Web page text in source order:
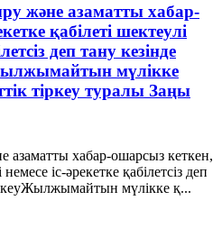
және азаматты хабар-
қабілеті шектеулі
деп тану кезінде
мүлікке
тіркеу туралы Заңы
азаматты хабар-ошарсыз кеткен,
іс-әрекетке қабілетсіз деп
мүлікке қ...